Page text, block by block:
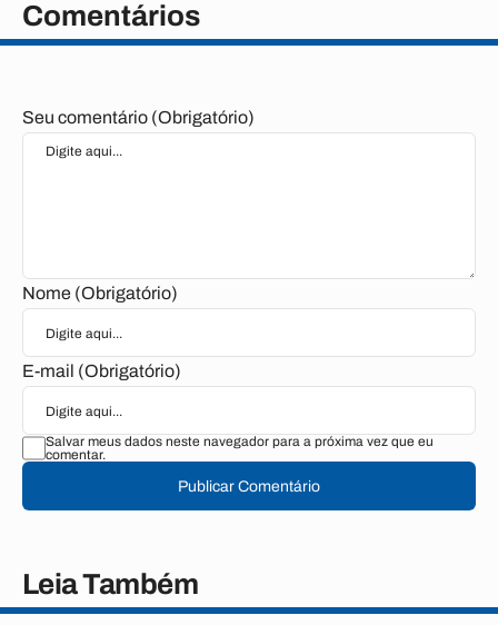
Comentários
Seu comentário (Obrigatório)
Nome (Obrigatório)
E-mail (Obrigatório)
Salvar meus dados neste navegador para a próxima vez que eu
comentar.
Publicar Comentário
Leia Também